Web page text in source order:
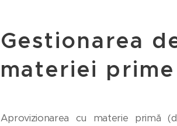
Gestionarea
materiei prime
Aprovizionarea cu materie primă